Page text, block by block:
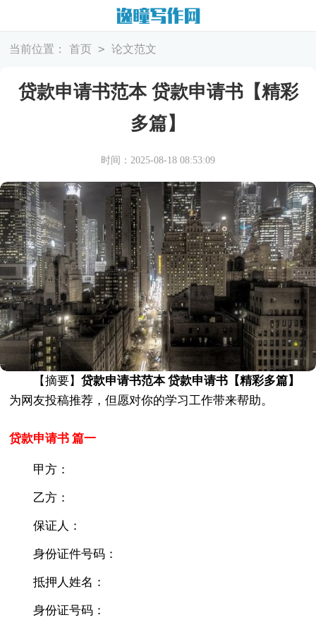
当前位置： 首页 > 论文范文
贷款申请书范本 贷款申请书【精彩
多篇】
时间：2025-08-18 08:53:09
【摘要】贷款申请书范本 贷款申请书【精彩多篇】
为网友投稿推荐，但愿对你的学习工作带来帮助。
贷款申请书 篇一
甲方：
乙方：
保证人：
身份证件号码：
抵押人姓名：
身份证号码：